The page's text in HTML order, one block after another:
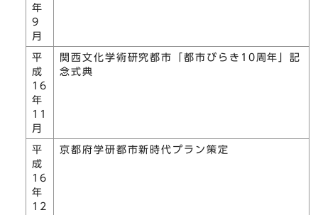
年
9
月
平
成
16
年
11
月
関西文化学術研究都市「都市びらき10周年」記
念式典
平
成
16
年
12
京都府学研都市新時代プラン策定